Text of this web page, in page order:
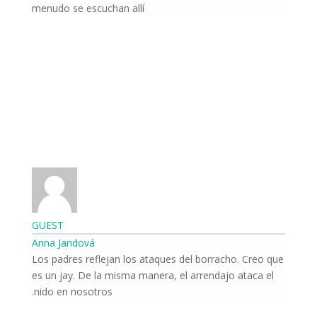
menudo se escuchan allí
GUEST
Anna Jandová
Los padres reflejan los ataques del borracho. Creo que
es un jay. De la misma manera, el arrendajo ataca el
nido en nosotros.